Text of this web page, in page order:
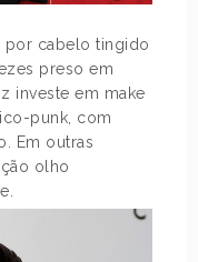
por cabelo tingido
preso em
investe em make
punk, com
Em outras
olho